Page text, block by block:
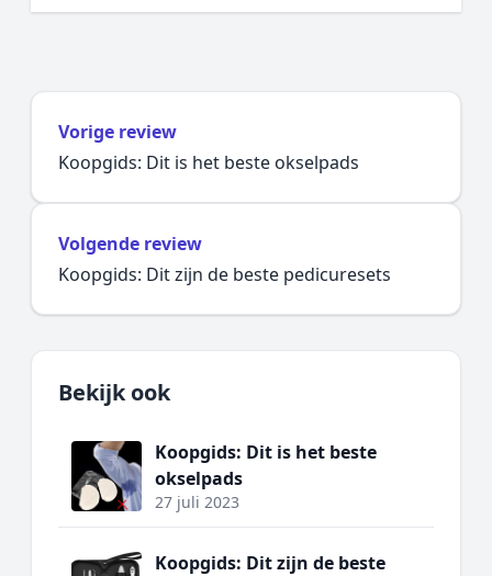
Vorige review
Koopgids: Dit is het beste okselpads
Volgende review
Koopgids: Dit zijn de beste pedicuresets
Bekijk ook
Koopgids: Dit is het beste
okselpads
27 juli 2023
Koopgids: Dit zijn de beste